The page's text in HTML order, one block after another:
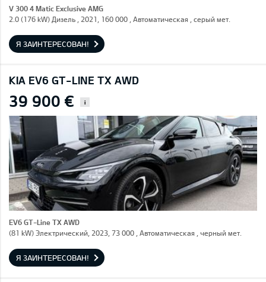
V 300 4 Matic Exclusive AMG
2.0 (176 kW) Дизель , 2021, 160 000 , Автоматическая , серый мет.
Я ЗАИНТЕРЕСОВАН!
KIA EV6 GT-LINE TX AWD
39 900 € i
EV6 GT-Line TX AWD
(81 kW) Электрический, 2023, 73 000 , Автоматическая , черный мет.
Я ЗАИНТЕРЕСОВАН!